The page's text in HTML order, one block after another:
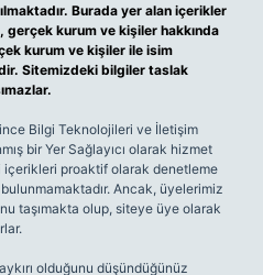
Burada yer alan içerikler
kurum ve kişiler hakkında
kurum ve kişiler ile isim
Sitemizdeki bilgiler taslak
Bilgi Teknolojileri ve İletişim
bir Yer Sağlayıcı olarak hizmet
proaktif olarak denetleme
Ancak, üyelerimiz
taşımakta olup, siteye üye olarak
olduğunu düşündüğünüz